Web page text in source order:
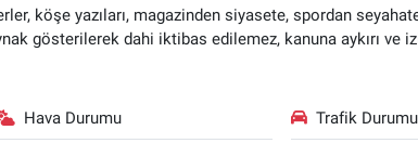
köşe yazıları, magazinden siyasete, spordan
gösterilerek dahi iktibas edilemez, kanuna aykırı ve
Hava Durumu Trafik Durumu